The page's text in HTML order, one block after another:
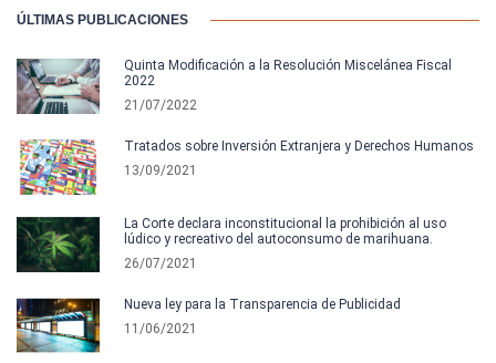
ÚLTIMAS PUBLICACIONES
Quinta Modificación a la Resolución Miscelánea Fiscal
2022
21/07/2022
Tratados sobre Inversión Extranjera y Derechos Humanos
13/09/2021
La Corte declara inconstitucional la prohibición al uso
lúdico y recreativo del autoconsumo de marihuana.
26/07/2021
Nueva ley para la Transparencia de Publicidad
11/06/2021